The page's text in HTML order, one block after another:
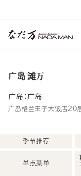
广岛 滩万
广岛：广岛
广岛格兰王子大饭店20
季节推荐
单点菜单